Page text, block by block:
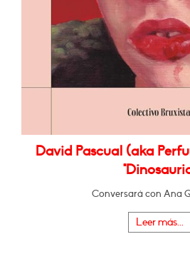
David Pascual (aka
Conversará con Ana
Leer más...